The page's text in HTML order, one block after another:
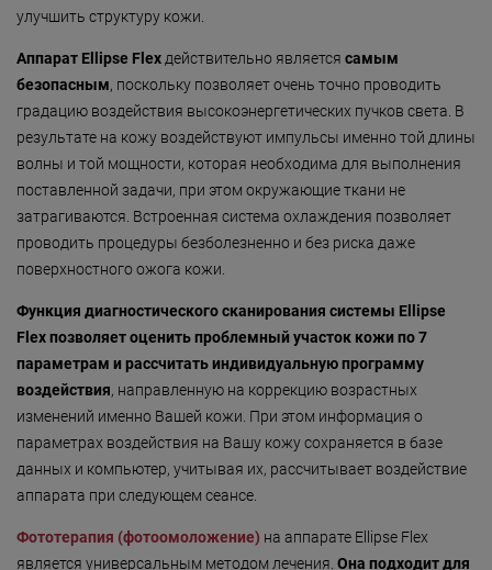
улучшить структуру кожи.
Аппарат Ellipse Flex действительно является самым
безопасным, поскольку позволяет очень точно проводить
градацию воздействия высокоэнергетических пучков света. В
результате на кожу воздействуют импульсы именно той длины
волны и той мощности, которая необходима для выполнения
поставленной задачи, при этом окружающие ткани не
затрагиваются. Встроенная система охлаждения позволяет
проводить процедуры безболезненно и без риска даже
поверхностного ожога кожи.
Функция диагностического сканирования системы Ellipse
Flex позволяет оценить проблемный участок кожи по 7
параметрам и рассчитать индивидуальную программу
воздействия, направленную на коррекцию возрастных
изменений именно Вашей кожи. При этом информация о
параметрах воздействия на Вашу кожу сохраняется в базе
данных и компьютер, учитывая их, рассчитывает воздействие
аппарата при следующем сеансе.
Фототерапия (фотоомоложение) на аппарате Ellipse Flex
является универсальным методом лечения. Она подходит для
«Здоровая спина»
«Гранатовая
Безмятежность»
«Роман с камнем»
«Магия массажа»
«Мудрость Тибета»
«Шоколадный Релакс»
«Кедровый рай»
«Сибирское здоровье»
«SPAсение»